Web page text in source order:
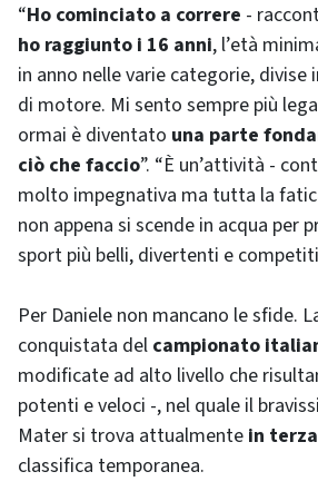
“Ho cominciato a correre -
ho raggiunto i 16 anni, l’età
in anno nelle varie categorie, divise
di motore. Mi sento sempre più
ormai è diventato una parte
ciò che faccio”. “È un’attività -
molto impegnativa ma tutta la
non appena si scende in acqua per
sport più belli, divertenti e
Per Daniele non mancano le sfide.
conquistata del campionato
modificate ad alto livello che
potenti e veloci -, nel quale il
Mater si trova attualmente in
classifica temporanea.